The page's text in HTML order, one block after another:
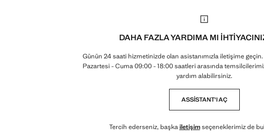
DAHA FAZLA YARDIMA MI
Günün 24 saati hizmetinizde olan asistanımızla iletişime
Pazartesi - Cuma 09:00 - 18:00 saatleri arasında
yardım alabilirsiniz.
ASSISTANT'I AÇ
Tercih ederseniz, başkailetişimseçeneklerimiz de